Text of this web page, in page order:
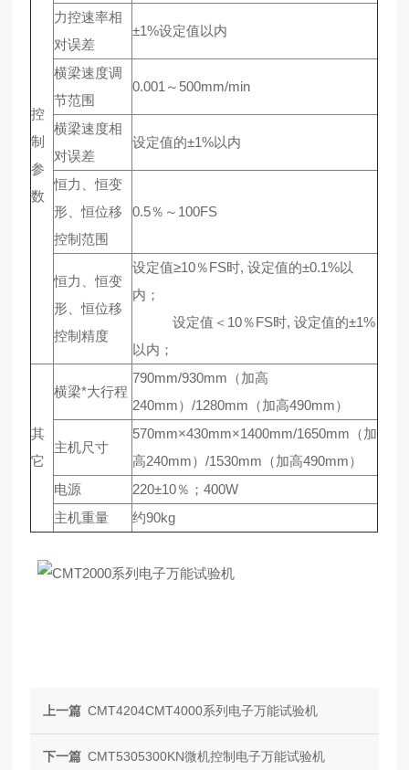
控
制
参
数
力控速率相
对误差
±1%设定值以内
横梁速度调
节范围
0.001～500mm/min
横梁速度相
对误差
设定值的±1%以内
恒力、恒变
形、恒位移
控制范围
0.5％～100FS
恒力、恒变
形、恒位移
控制精度
设定值≥10％FS时, 设定值的±0.1%以
内；
设定值＜10％FS时, 设定值的±1%
以内；
其
它
横梁*大行程
790mm/930mm（加高
240mm）/1280mm（加高490mm）
主机尺寸
570mm×430mm×1400mm/1650mm（加
高240mm）/1530mm（加高490mm）
电源
220±10％；400W
主机重量
约90kg
上一篇 CMT4204CMT4000系列电子万能试验机
下一篇 CMT5305300KN微机控制电子万能试验机